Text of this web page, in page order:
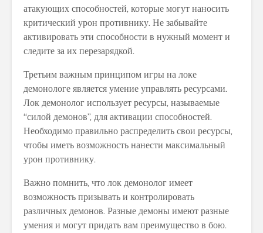
атакующих способностей, которые могут наносить
критический урон противнику. Не забывайте
активировать эти способности в нужный момент и
следите за их перезарядкой.
Третьим важным принципом игры на локе
демонологе является умение управлять ресурсами.
Лок демонолог использует ресурсы, называемые
“силой демонов”, для активации способностей.
Необходимо правильно распределить свои ресурсы,
чтобы иметь возможность нанести максимальный
урон противнику.
Важно помнить, что лок демонолог имеет
возможность призывать и контролировать
различных демонов. Разные демоны имеют разные
умения и могут придать вам преимущество в бою.